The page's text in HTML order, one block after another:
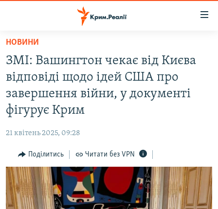
Перейти
основного
матеріалу
до
основної
Перейти
пошуку
ПОЛІТИКА
ІНТЕРВ'Ю
ВСЕ ЗА ДЕНЬ
СПЕЦПРОЕКТИ
НОВИНИ
ЗМІ: Вашингтон чекає від Києва
відповіді щодо ідей США про
завершення війни, у документі
фігурує Крим
21 квітень 2025, 09:28
Поділитись Читати без VPN